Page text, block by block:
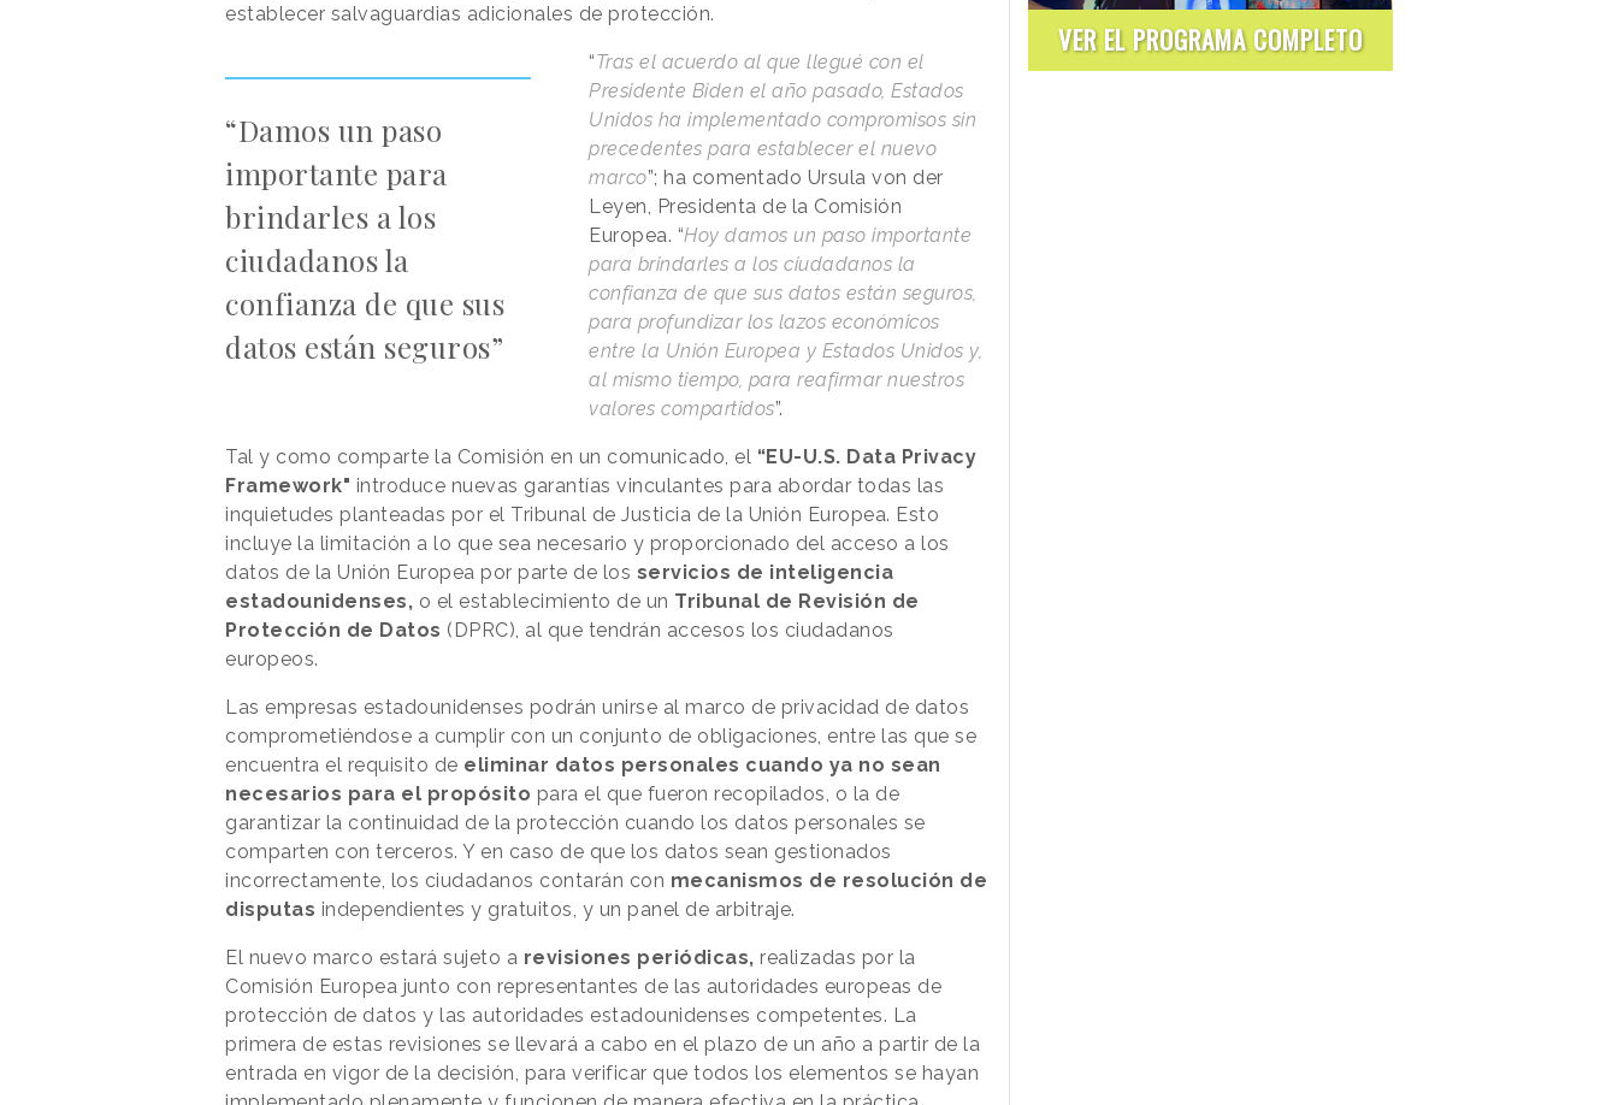
establecer salvaguardias adicionales de protección.
“Damos un paso
importante para
brindarles a los
ciudadanos la
confianza de que sus
datos están seguros”
“Tras el acuerdo al que llegué con el
Presidente Biden el año pasado, Estados
Unidos ha implementado compromisos sin
precedentes para establecer el nuevo
marco”; ha comentado Ursula von der
Leyen, Presidenta de la Comisión
Europea. “Hoy damos un paso importante
para brindarles a los ciudadanos la
confianza de que sus datos están seguros,
para profundizar los lazos económicos
entre la Unión Europea y Estados Unidos y,
al mismo tiempo, para reafirmar nuestros
valores compartidos”.
Tal y como comparte la Comisión en un comunicado, el “EU-U.S. Data Privacy
Framework" introduce nuevas garantías vinculantes para abordar todas las
inquietudes planteadas por el Tribunal de Justicia de la Unión Europea. Esto
incluye la limitación a lo que sea necesario y proporcionado del acceso a los
datos de la Unión Europea por parte de los servicios de inteligencia
estadounidenses, o el establecimiento de un Tribunal de Revisión de
Protección de Datos (DPRC), al que tendrán accesos los ciudadanos
europeos.
Las empresas estadounidenses podrán unirse al marco de privacidad de datos
comprometiéndose a cumplir con un conjunto de obligaciones, entre las que se
encuentra el requisito de eliminar datos personales cuando ya no sean
necesarios para el propósito para el que fueron recopilados, o la de
garantizar la continuidad de la protección cuando los datos personales se
comparten con terceros. Y en caso de que los datos sean gestionados
incorrectamente, los ciudadanos contarán con mecanismos de resolución de
disputas independientes y gratuitos, y un panel de arbitraje.
El nuevo marco estará sujeto a revisiones periódicas, realizadas por la
Comisión Europea junto con representantes de las autoridades europeas de
protección de datos y las autoridades estadounidenses competentes. La
primera de estas revisiones se llevará a cabo en el plazo de un año a partir de la
entrada en vigor de la decisión, para verificar que todos los elementos se hayan
VER EL PROGRAMA COMPLETO